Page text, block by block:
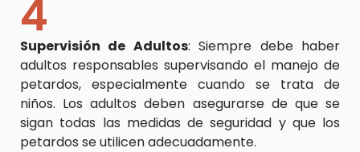
4
Supervisión de Adultos: Siempre debe haber
adultos responsables supervisando el manejo de
petardos, especialmente cuando se trata de
niños. Los adultos deben asegurarse de que se
sigan todas las medidas de seguridad y que los
petardos se utilicen adecuadamente.